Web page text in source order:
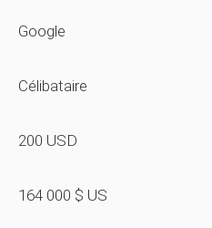
Google
Célibataire
200 USD
164 000 $ US